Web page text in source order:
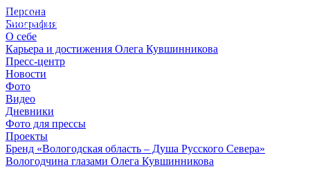
Персона
Биография
О себе
Карьера и достижения Олега Кувшинникова
Пресс-центр
Новости
Фото
Видео
Дневники
Фото для прессы
Проекты
Бренд «Вологодская область – Душа Русского Севера»
Вологодчина глазами Олега Кувшинникова
© 2012 - 2023,
КУВШИННИКОВ О.А.